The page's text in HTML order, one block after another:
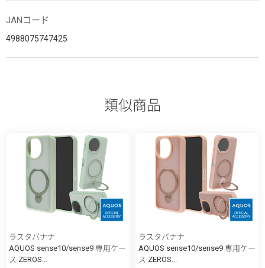
JANコード
4988075747425
類似商品
ラスタバナナ
AQUOS sense10/sense9 専用ケー
ス ZEROS...
ラスタバナナ
AQUOS sense10/sense9 専用ケー
ス ZEROS...